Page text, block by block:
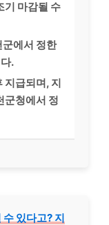
기 마감될 수
군에서 정한
.
지급되며, 지
군청에서 정
있다고? 지